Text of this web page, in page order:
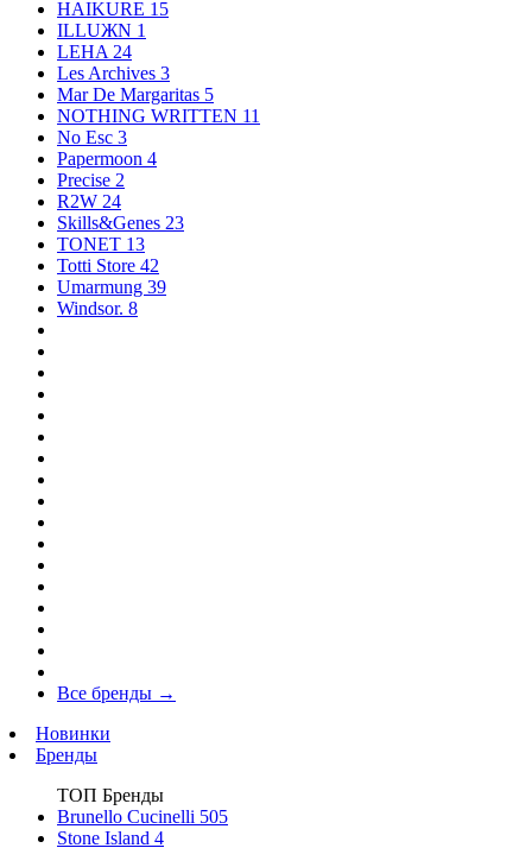
HAIKURE 15
ILLUЖN 1
LEHA 24
Les Archives 3
Mar De Margaritas 5
NOTHING WRITTEN 11
No Esc 3
Papermoon 4
Precise 2
R2W 24
Skills&Genes 23
TONET 13
Totti Store 42
Umarmung 39
Windsor. 8
Все бренды →
Новинки
Бренды
ТОП Бренды
Brunello Cucinelli 505
Stone Island 4